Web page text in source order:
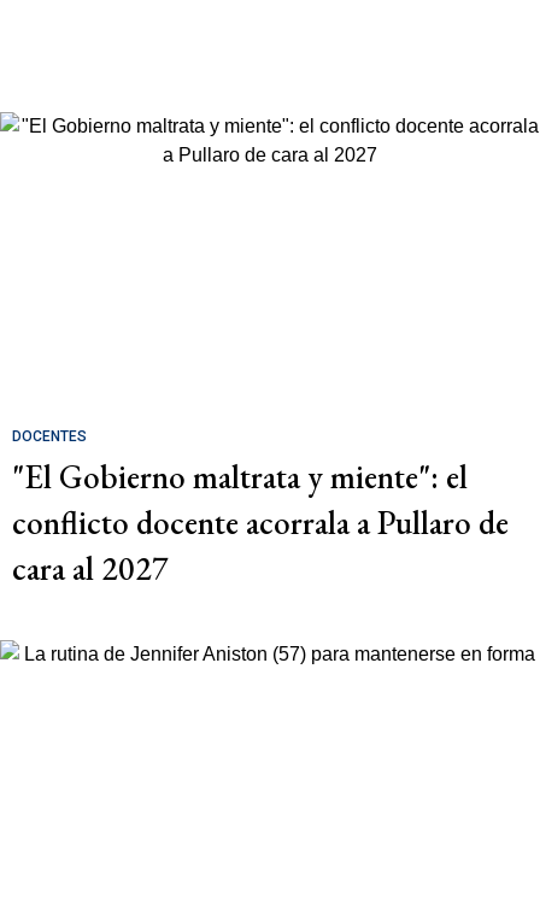
DOCENTES
"El Gobierno maltrata y miente": el
conflicto docente acorrala a Pullaro de
cara al 2027